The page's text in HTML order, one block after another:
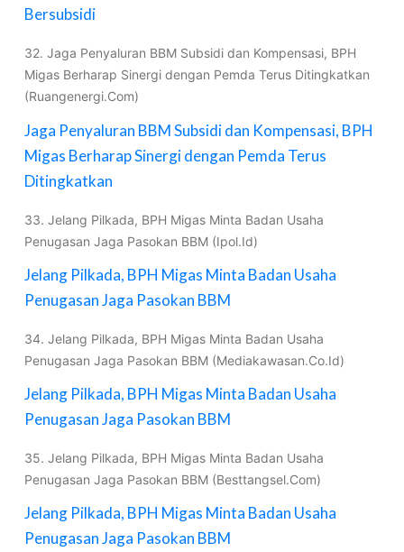
Bersubsidi
32. Jaga Penyaluran BBM Subsidi dan Kompensasi, BPH
Migas Berharap Sinergi dengan Pemda Terus Ditingkatkan
(Ruangenergi.Com)
Jaga Penyaluran BBM Subsidi dan Kompensasi, BPH
Migas Berharap Sinergi dengan Pemda Terus
Ditingkatkan
33. Jelang Pilkada, BPH Migas Minta Badan Usaha
Penugasan Jaga Pasokan BBM (Ipol.Id)
Jelang Pilkada, BPH Migas Minta Badan Usaha
Penugasan Jaga Pasokan BBM
34. Jelang Pilkada, BPH Migas Minta Badan Usaha
Penugasan Jaga Pasokan BBM (Mediakawasan.Co.Id)
Jelang Pilkada, BPH Migas Minta Badan Usaha
Penugasan Jaga Pasokan BBM
35. Jelang Pilkada, BPH Migas Minta Badan Usaha
Penugasan Jaga Pasokan BBM (Besttangsel.Com)
Jelang Pilkada, BPH Migas Minta Badan Usaha
Penugasan Jaga Pasokan BBM